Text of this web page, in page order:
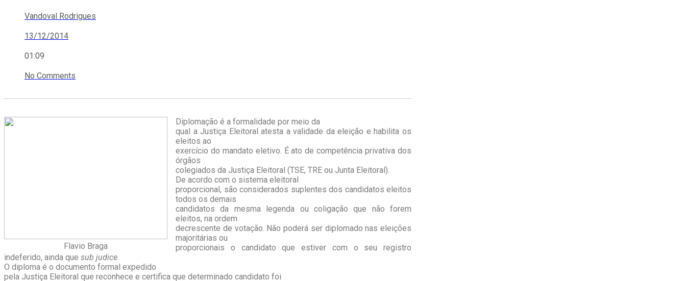
Vandoval Rodrigues
13/12/2014
01:09
No Comments
Flavio Braga
Diplomação é a formalidade por meio da
qual a Justiça Eleitoral atesta a validade da eleição e habilita os
eleitos ao
exercício do mandato eletivo. É ato de competência privativa dos
órgãos
colegiados da Justiça Eleitoral (TSE, TRE ou Junta Eleitoral).
De acordo com o sistema eleitoral
proporcional, são considerados suplentes dos candidatos eleitos
todos os demais
candidatos da mesma legenda ou coligação que não forem
eleitos, na ordem
decrescente de votação. Não poderá ser diplomado nas eleições
majoritárias ou
proporcionais o candidato que estiver com o seu registro
indeferido, ainda que sub judice.
O diploma é o documento formal expedido
pela Justiça Eleitoral que reconhece e certifica que determinado candidato foi